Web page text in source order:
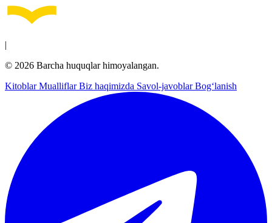
|
© 2026 Barcha huquqlar himoyalangan.
KitoblarMualliflarBiz haqimizda Savol-javoblarBog‘lanish